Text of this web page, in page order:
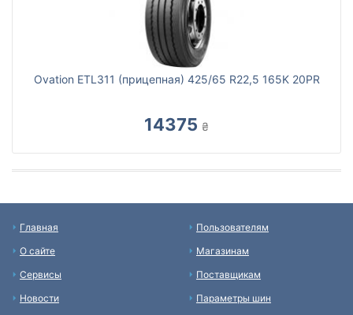
Ovation ETL311 (прицепная) 425/65 R22,5 165K 20PR
14375 ₴
Главная
О сайте
Сервисы
Новости
Пользователям
Магазинам
Поставщикам
Параметры шин